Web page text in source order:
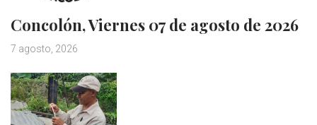
Concolón, Viernes 07 de agosto de 2026
7 agosto, 2026